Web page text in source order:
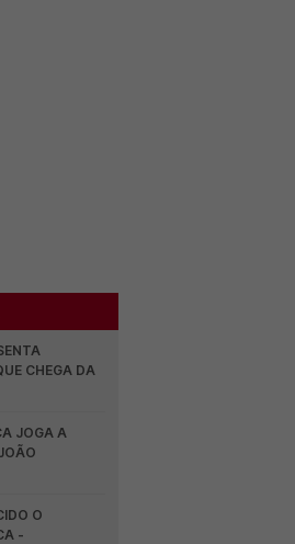
CHEGA DA
JOGA A
O
-